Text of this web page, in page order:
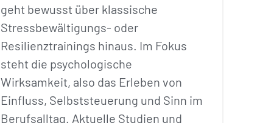
geht bewusst über klassische
Stressbewältigungs- oder
Resilienztrainings hinaus. Im Fokus
steht die psychologische
Wirksamkeit, also das Erleben von
Einfluss, Selbststeuerung und Sinn im
Berufsalltag. Aktuelle Studien und